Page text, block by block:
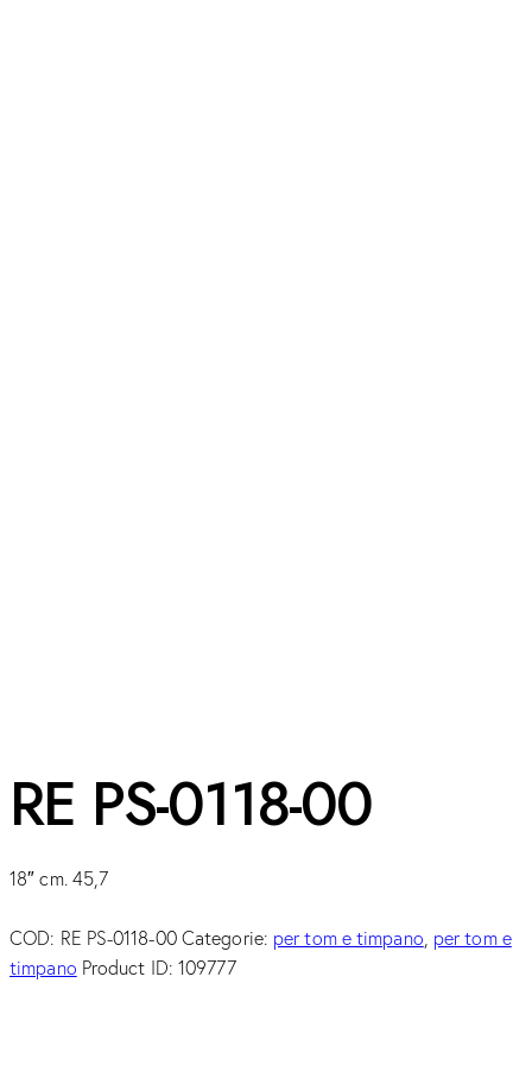
RE PS-0118-00
18″ cm. 45,7
COD: RE PS-0118-00 Categorie: per tom e timpano, per tom e
timpano Product ID:109777